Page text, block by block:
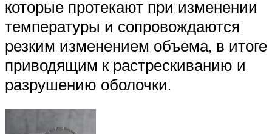
которые протекают при изменении
температуры и сопровождаются
резким изменением объема, в итоге
приводящим к растрескиванию и
разрушению оболочки.